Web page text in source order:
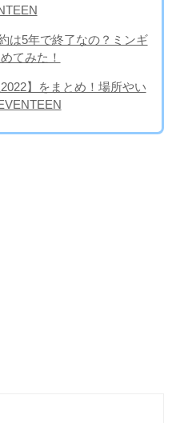
は5年で終了なの？ミンギ
てみた！
】をまとめ！場所やい